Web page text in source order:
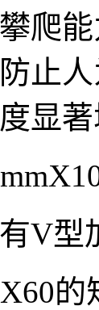
爬
止
显著
V型